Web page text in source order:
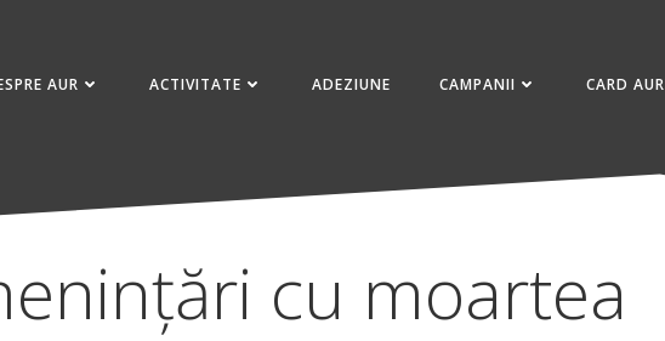
AUR ACTIVITATE ADEZIUNE CAMPANII CARD AUR
cu moartea